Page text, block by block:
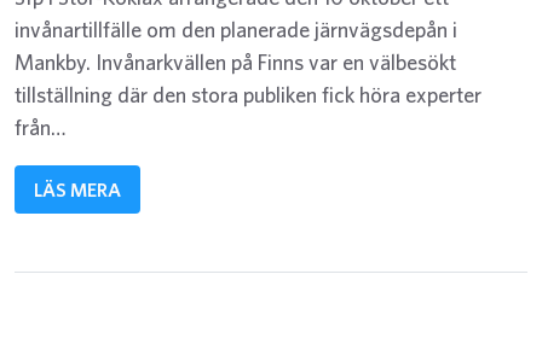
invånartillfälle om den planerade järnvägsdepån i
Mankby. Invånarkvällen på Finns var en välbesökt
tillställning där den stora publiken fick höra experter
från…
LÄS MERA